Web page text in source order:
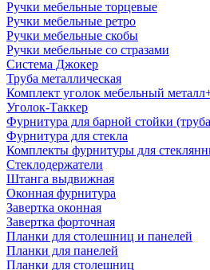
Ручки мебельные торцевые
Ручки мебельные ретро
Ручки мебельные скобы
Ручки мебельные со стразами
Система Джокер
Труба металлическая
Комплект уголок мебельный
Уголок-Таккер
Фурнитура для барной стойки
Фурнитура для стекла
Комплекты фурнитуры для
Стеклодержатели
Штанга выдвижная
Оконная фурнитура
Завертка оконная
Завертка форточная
Планки для столешниц и панелей
Планки для панелей
Планки для столешниц